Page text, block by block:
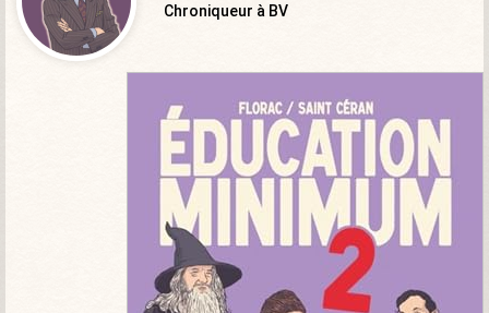
Chroniqueur à BV